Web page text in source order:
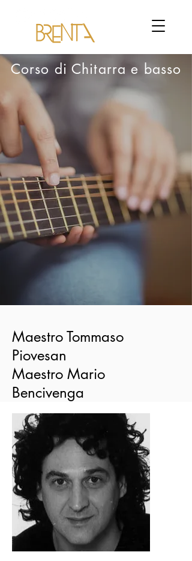
Corso di Chitarra e basso
Maestro Tommaso
Piovesan
Maestro Mario
Bencivenga